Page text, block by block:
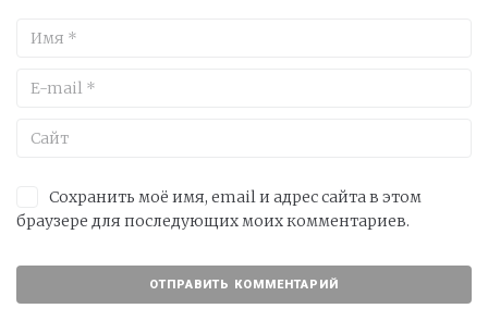
Сохранить моё имя, email и адрес сайта в этом
браузере для последующих моих комментариев.